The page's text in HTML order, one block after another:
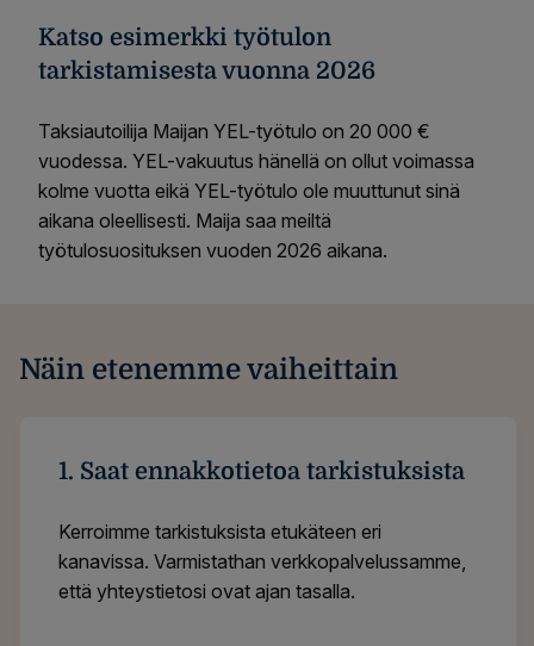
Katso esimerkki työtulon
tarkistamisesta vuonna 2026
Taksiautoilija Maijan YEL-työtulo on 20 000 €
vuodessa. YEL-vakuutus hänellä on ollut voimassa
kolme vuotta eikä YEL-työtulo ole muuttunut sinä
aikana oleellisesti. Maija saa meiltä
työtulosuosituksen vuoden 2026 aikana.
Näin etenemme vaiheittain
1. Saat ennakkotietoa tarkistuksista
Kerroimme tarkistuksista etukäteen eri
kanavissa. Varmistathan verkkopalvelussamme,
että yhteystietosi ovat ajan tasalla.